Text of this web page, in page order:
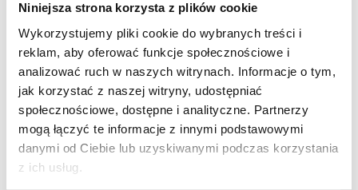
Niniejsza strona korzysta z plików cookie
Wykorzystujemy pliki cookie do wybranych treści i
reklam, aby oferować funkcje społecznościowe i
analizować ruch w naszych witrynach. Informacje o tym,
jak korzystać z naszej witryny, udostępniać
społecznościowe, dostępne i analityczne. Partnerzy
mogą łączyć te informacje z innymi podstawowymi
danymi od Ciebie lub uzyskiwanymi podczas korzystania
z ich usług.
Zapytaj o szczegóły oferty
Imię i nazwisko: *